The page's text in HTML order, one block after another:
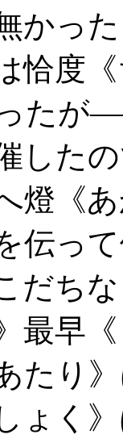
かっ
度《
たが
した
燈《
伝っ
だち
最早
たり
ょく